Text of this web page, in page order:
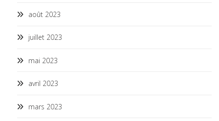
août 2023
juillet 2023
mai 2023
avril 2023
mars 2023